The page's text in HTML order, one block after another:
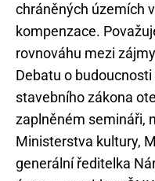
chráněných územích
kompenzace.
rovnováhu mezi
Debatu o
stavebního zákona
zaplněném semináři,
Ministerstva kultury,
generální ředitelka